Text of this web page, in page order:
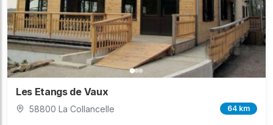
Les Etangs de Vaux
58800 La Collancelle 64 km